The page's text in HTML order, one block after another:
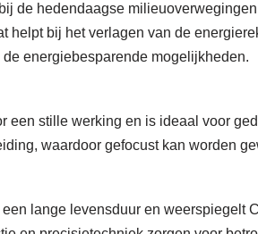
de hedendaagse
helpt bij het verlagen van de
energiebesparende mogelijkheden.
een stille werking en is ideaal voor
waardoor gefocust kan worden
lange levensduur en weerspiegelt